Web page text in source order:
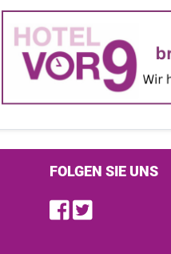
FOLGEN SIE UNS
Find us
Follow